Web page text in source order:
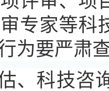
专家等科
为要严肃
、科技咨